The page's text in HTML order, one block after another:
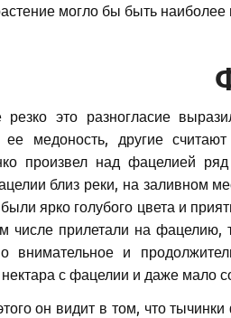
могло бы быть
резко это разногласие
ее медоность, другие
произвел над фацелией
близ реки, на заливном
ярко голубого цвета и
числе прилетали на фацелию,
внимательное и
с фацелии и даже мало
он видит в том, что